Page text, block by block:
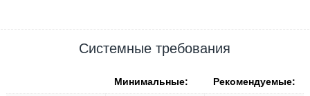
Системные требования
Минимальные: Рекомендуемые: